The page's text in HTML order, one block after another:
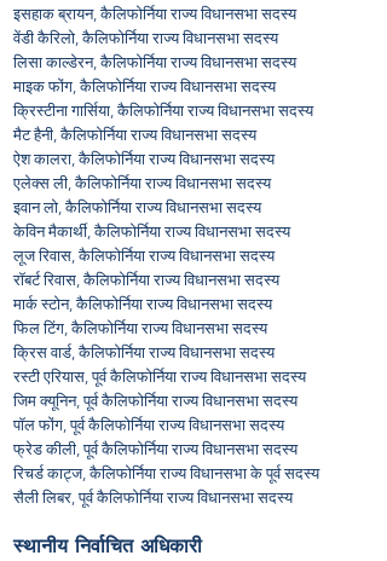
इसहाक ब्रायन, कैलिफोर्निया राज्य विधानसभा सदस्य
वेंडी कैरिलो, कैलिफोर्निया राज्य विधानसभा सदस्य
लिसा काल्डेरन, कैलिफोर्निया राज्य विधानसभा सदस्य
माइक फोंग, कैलिफोर्निया राज्य विधानसभा सदस्य
क्रिस्टीना गार्सिया, कैलिफोर्निया राज्य विधानसभा सदस्य
मैट हैनी, कैलिफोर्निया राज्य विधानसभा सदस्य
ऐश कालरा, कैलिफोर्निया राज्य विधानसभा सदस्य
एलेक्स ली, कैलिफोर्निया राज्य विधानसभा सदस्य
इवान लो, कैलिफोर्निया राज्य विधानसभा सदस्य
केविन मैकार्थी, कैलिफोर्निया राज्य विधानसभा सदस्य
लूज रिवास, कैलिफोर्निया राज्य विधानसभा सदस्य
रॉबर्ट रिवास, कैलिफोर्निया राज्य विधानसभा सदस्य
मार्क स्टोन, कैलिफोर्निया राज्य विधानसभा सदस्य
फिल टिंग, कैलिफोर्निया राज्य विधानसभा सदस्य
क्रिस वार्ड, कैलिफोर्निया राज्य विधानसभा सदस्य
रस्टी एरियास, पूर्व कैलिफोर्निया राज्य विधानसभा सदस्य
जिम क्यूनिन, पूर्व कैलिफोर्निया राज्य विधानसभा सदस्य
पॉल फोंग, पूर्व कैलिफोर्निया राज्य विधानसभा सदस्य
फ्रेड कीली, पूर्व कैलिफोर्निया राज्य विधानसभा सदस्य
रिचर्ड काट्ज, कैलिफोर्निया राज्य विधानसभा के पूर्व सदस्य
सैली लिबर, पूर्व कैलिफोर्निया राज्य विधानसभा सदस्य
स्थानीय निर्वाचित अधिकारी